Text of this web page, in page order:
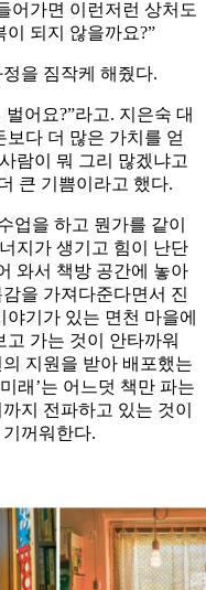
어가면 이런저런 상처도
되지 않을까요?”
을 짐작케 해줬다.
어요?”라고. 지은숙 대
다 더 많은 가치를 얻
람이 뭐 그리 많겠냐고
큰 기쁨이라고 했다.
업을 하고 뭔가를 같이
지가 생기고 힘이 난단
와서 책방 공간에 놓아
을 가져다준다면서 진
기가 있는 면천 마을에
가는 것이 안타까워
지원을 받아 배포했는
래’는 어느덧 책만 파는
지 전파하고 있는 것이
꺼워한다.